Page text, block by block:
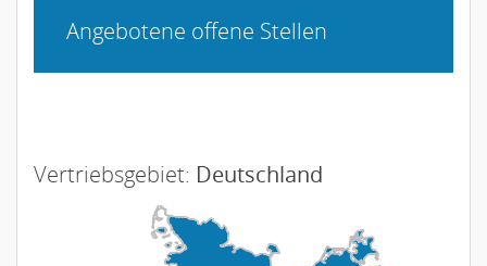
Angebotene offene Stellen
Vertriebsgebiet: Deutschland